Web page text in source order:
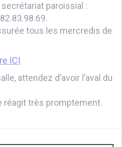
paroissial :
tous les mercredis de
ICI
attendez d’avoir l’aval du
réagit très promptement.